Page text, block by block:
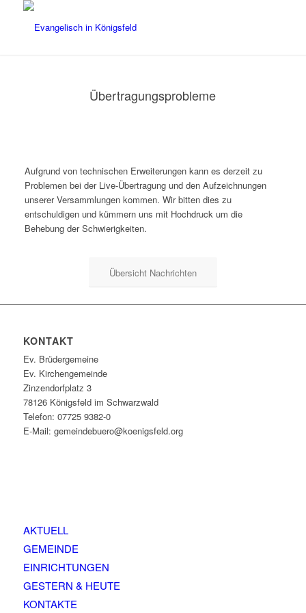
Übertragungsprobleme
Aufgrund von technischen Erweiterungen kann es derzeit zu
Problemen bei der Live-Übertragung und den Aufzeichnungen
unserer Versammlungen kommen. Wir bitten dies zu
entschuldigen und kümmern uns mit Hochdruck um die
Behebung der Schwierigkeiten.
Übersicht Nachrichten
KONTAKT
Ev. Brüdergemeine
Ev. Kirchengemeinde
Zinzendorfplatz 3
78126 Königsfeld im Schwarzwald
Telefon: 07725 9382-0
E-Mail: gemeindebuero@koenigsfeld.org
AKTUELL
GEMEINDE
EINRICHTUNGEN
GESTERN & HEUTE
KONTAKTE